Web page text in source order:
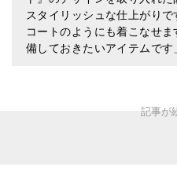
スタイリッシュな仕上がり
コートのようにも着こなせ
備しておきたいアイテムです